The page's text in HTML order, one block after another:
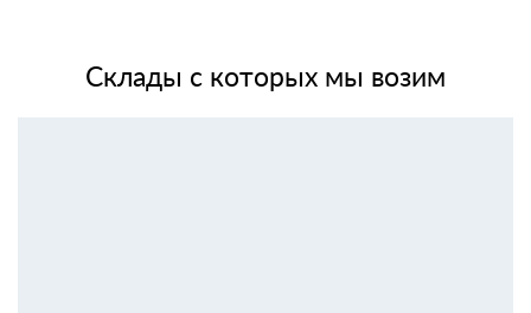
Склады с которых мы возим